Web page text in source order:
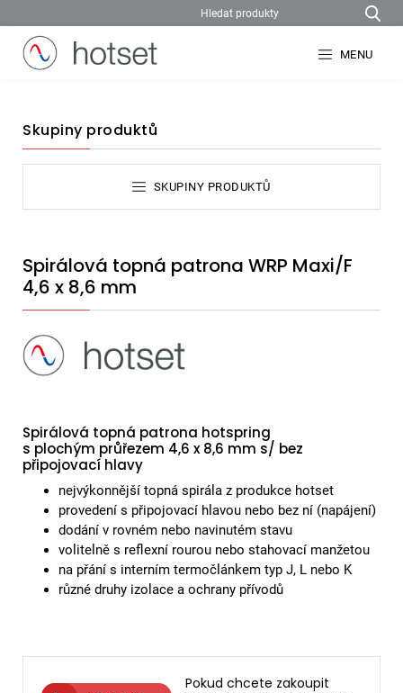
MENU
Skupiny produktů
SKUPINY PRODUKTŮ
Spirálová topná patrona WRP Maxi/F
4,6 x 8,6 mm
Spirálová topná patrona hotspring
s plochým průřezem 4,6 x 8,6 mm s/ bez
připojovací hlavy
nejvýkonnější topná spirála z produkce hotset
provedení s připojovací hlavou nebo bez ní (napájení)
dodání v rovném nebo navinutém stavu
volitelně s reflexní rourou nebo stahovací manžetou
na přání s interním termočlánkem typ J, L nebo K
různé druhy izolace a ochrany přívodů
Pokud chcete zakoupit